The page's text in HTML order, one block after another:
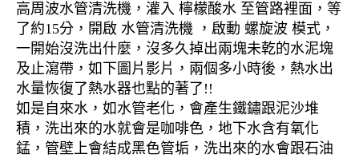
高周波水管清洗機，灌入 檸檬酸水 至管路裡面，等
了約15分，開啟 水管清洗機 ，啟動 螺旋波 模式，
一開始沒洗出什麼，沒多久掉出兩塊未乾的水泥塊
及止瀉帶，如下圖片影片，兩個多小時後，熱水出
水量恢復了熱水器也點的著了!!
如是自來水，如水管老化，會產生鐵鏽跟泥沙堆
積，洗出來的水就會是咖啡色，地下水含有氧化
錳，管壁上會結成黑色管垢，洗出來的水會跟石油